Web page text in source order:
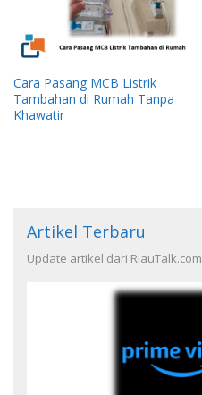
Cara Pasang MCB Listrik
Tambahan di Rumah Tanpa
Khawatir
Artikel Terbaru
Update artikel dari RiauTalk.com